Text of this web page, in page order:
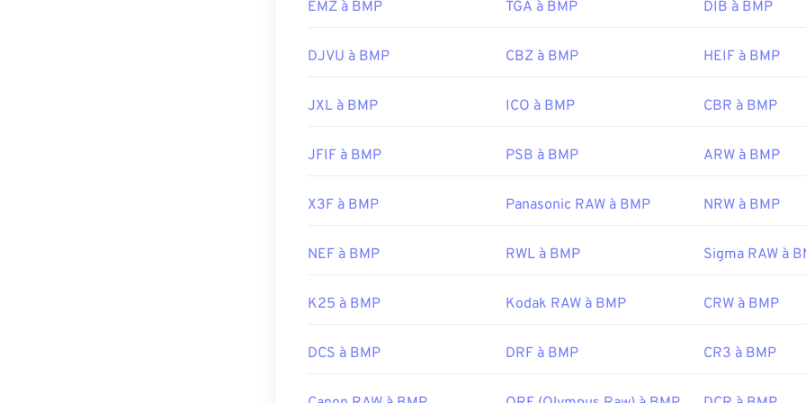
Développé par :
Microsoft Corporation
https://en.wikipedia.org/wiki/BMP_file_format
EMZ à BMP TGA à BMP DIB à BMP
DJVU à BMP CBZ à BMP HEIF à BMP
JXL à BMP ICO à BMP CBR à BMP
JFIF à BMP PSB à BMP ARW à BMP
X3F à BMP Panasonic RAW à BMP NRW à BMP
NEF à BMP RWL à BMP Sigma RAW à
K25 à BMP Kodak RAW à BMP CRW à BMP
DCS à BMP DRF à BMP CR3 à BMP